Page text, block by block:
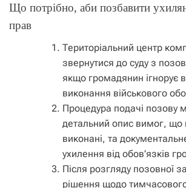
Що потрібно, аби позбавити
прав
Територіальний центр
звернутися до суду з
якщо громадянин ігнорує
виконання військового
Процедура подачі позову
детальний опис вимог, що
виконані, та
ухилення від обов’язків
Після розгляду позовної
рішення щодо